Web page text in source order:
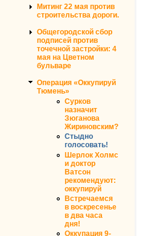
Митинг 22 мая против
строительства дороги.
Общегородской сбор
подписей против
точечной застройки: 4
мая на Цветном
бульваре
Операция «Оккупируй
Тюмень»
Сурков
назначит
Зюганова
Жириновским?
Стыдно
голосовать!
Шерлок Холмс
и доктор
Ватсон
рекомендуют:
оккупируй
Встречаемся
в воскресенье
в два часа
дня!
Оккупация 9-